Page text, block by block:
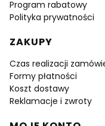
Program rabatowy
Polityka prywatności
ZAKUPY
Czas realizacji
Formy płatności
Koszt dostawy
Reklamacje i zwroty